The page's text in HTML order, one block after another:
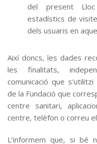
del present
estadístics de
dels usuaris en
Així doncs, les dades
les finalitats,
comunicació que
de la Fundació que
centre sanitari,
centre, telèfon o correu
L’informem que, si bé